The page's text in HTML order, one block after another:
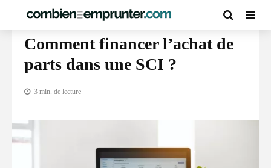
GUIDE DU CRÉDIT PROFESSIONNEL
Comment financer l’achat de
parts dans une SCI ?
3 min. de lecture